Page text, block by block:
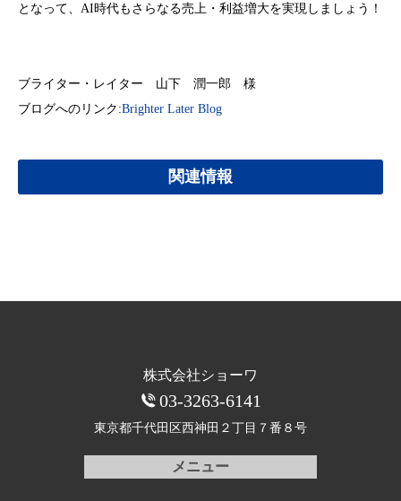
となって、AI時代もさらなる売上・利益増大を実現しましょう！
ブライター・レイター 山下 潤一郎 様
ブログへのリンク:Brighter Later Blog
関連情報
株式会社ショーワ
03-3263-6141
東京都千代田区西神田 ２丁目７番８号
メニュー